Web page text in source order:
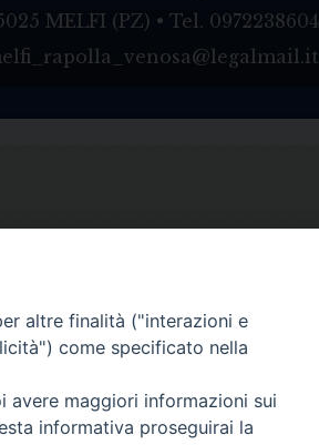
MELFI (PZ) • Tel. 0972238604
altre finalità ("interazioni e
come specificato nella
maggiori informazioni sui
informativa proseguirai la